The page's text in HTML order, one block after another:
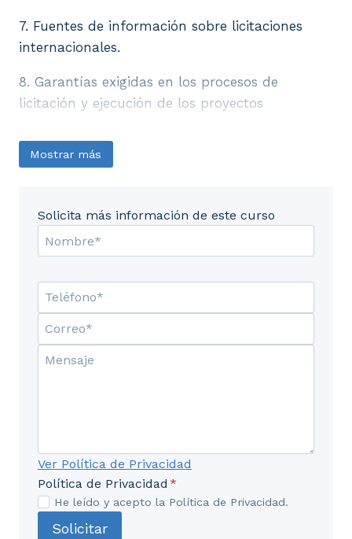
7. Fuentes de información sobre licitaciones
internacionales.
8. Garantías exigidas en los procesos de
licitación y ejecución de los proyectos
Mostrar más
Solicita más información de este curso
Ver Política de Privacidad
Política de Privacidad *
He leído y acepto la Política de Privacidad.
Solicitar